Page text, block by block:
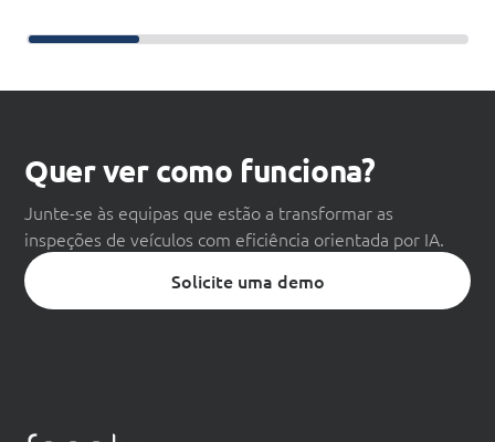
Deslize para continuar a leitura
Quer ver como funciona?
Junte-se às equipas que estão a transformar as
inspeções de veículos com eficiência orientada por IA.
Solicite uma demo